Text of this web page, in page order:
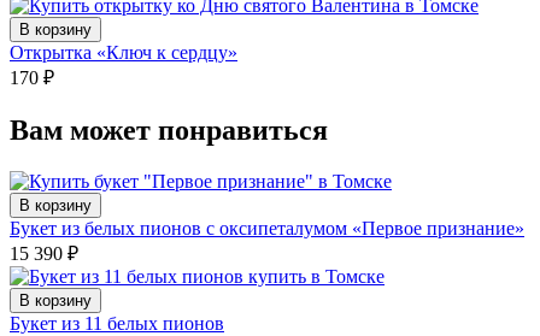
В корзину
Открытка «Ключ к сердцу»
170 ₽
Вам может понравиться
В корзину
Букет из белых пионов с оксипеталумом «Первое признание»
15 390 ₽
В корзину
Букет из 11 белых пионов